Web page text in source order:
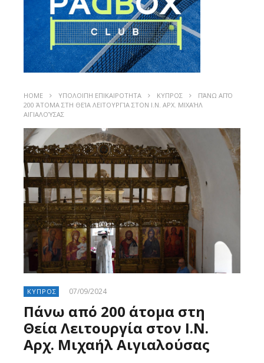
HOME ΥΠΟΛΟΙΠΗ ΕΠΙΚΑΙΡΟΤΗΤΑ ΚΥΠΡΟΣ
ΠΆΝΩ ΑΠΌ
200 ΆΤΟΜΑ ΣΤΗ ΘΕΊΑ ΛΕΙΤΟΥΡΓΊΑ ΣΤΟΝ Ι.Ν. ΑΡΧ. ΜΙΧΑΉΛ
ΑΙΓΙΑΛΟΎΣΑΣ
ΚΥΠΡΟΣ 07/09/2024
Πάνω από 200 άτομα στη
Θεία Λειτουργία στον Ι.Ν.
Αρχ. Μιχαήλ Αιγιαλούσας